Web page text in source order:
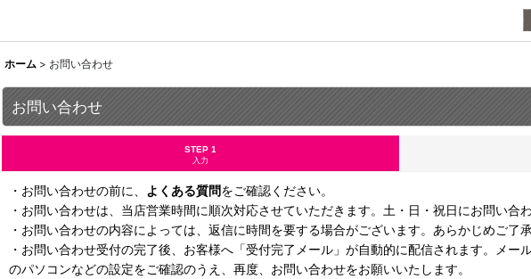
ホーム > お問い合わせ
お問い合わせ
STEP 1
入力
・お問い合わせの前に、 よくある質問をご確認ください。
・お問い合わせは、当店営業時間に順次対応させていただきます。土・日・祝日にお問い合
・お問い合わせの内容によっては、返信に時間を要する場合がございます。あらかじめご了承
・お問い合わせ受付の完了後、お客様へ「受付完了メール」が自動的に配信されます。メ
のパソコンなどの設定をご確認のうえ、再度、お問い合わせをお願いいたします。